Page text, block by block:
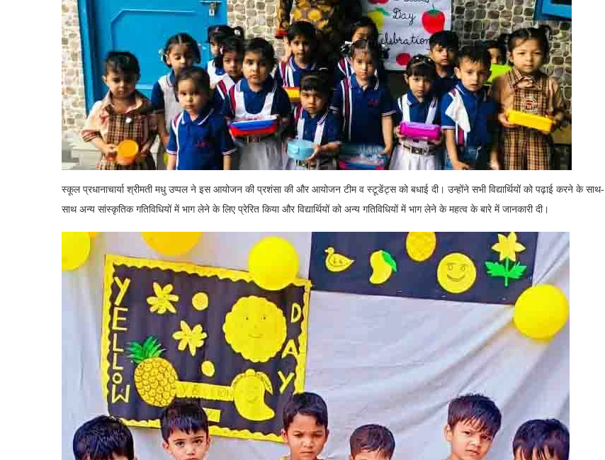
स्कूल प्रधानाचार्या श्रीमती मधु उप्पल ने इस आयोजन की प्रशंसा की और आयोजन टीम व स्टूडेंट्स को बधाई दी। उन्होंने सभी विद्यार्थियों को पढ़ाई करने के साथ-
साथ अन्य सांस्कृतिक गतिविधियों में भाग लेने के लिए प्रेरित किया और विद्यार्थियों को अन्य गतिविधियों में भाग लेने के महत्व के बारे में जानकारी दी।